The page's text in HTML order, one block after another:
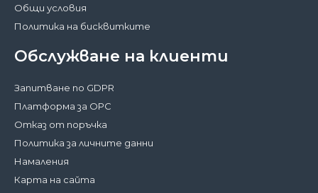
Общи условия
Политика на бисквитките
Обслужване на клиенти
Запитване по GDPR
Платформа за ОРС
Отказ от поръчка
Политика за личните данни
Намаления
Карта на сайта